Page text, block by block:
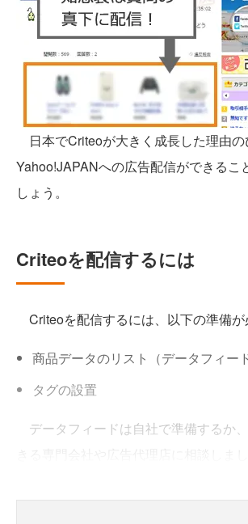
日本でCriteoが大きく成長した理由の
Yahoo!JAPANへの広告配信ができるこ
しょう。
Criteoを配信するには
Criteoを配信するには、以下の準備が
商品データのリスト（データフィー
タグの設置
データフィードは自社で準備するか